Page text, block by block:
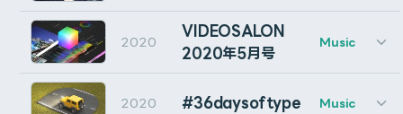
ステータスメッセージ
エラーやステータスの表示は、ここに表示されます。
Client : (EPOCH / VIXI)
Direction & Motion Graphics: Cumuloworks
Design : Asteroid
Music & SE：PONCHI
Narrator：岡本昇
I had the opportunity to participate in the opening
movie project for the Designship event, and was
in charge of the motion graphics of the key visuals
and the first cut.
2020
VIDEOSALON
2020年5月号
Music
2020 #36daysoftype Music